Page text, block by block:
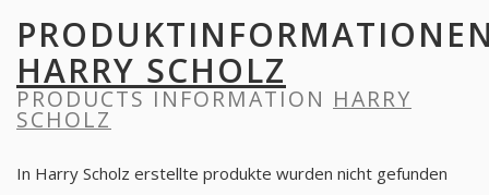
HARRY SCHOLZ
PRODUCTS INFORMATION HARRY
SCHOLZ
In Harry Scholz erstellte produkte wurden nicht gefunden